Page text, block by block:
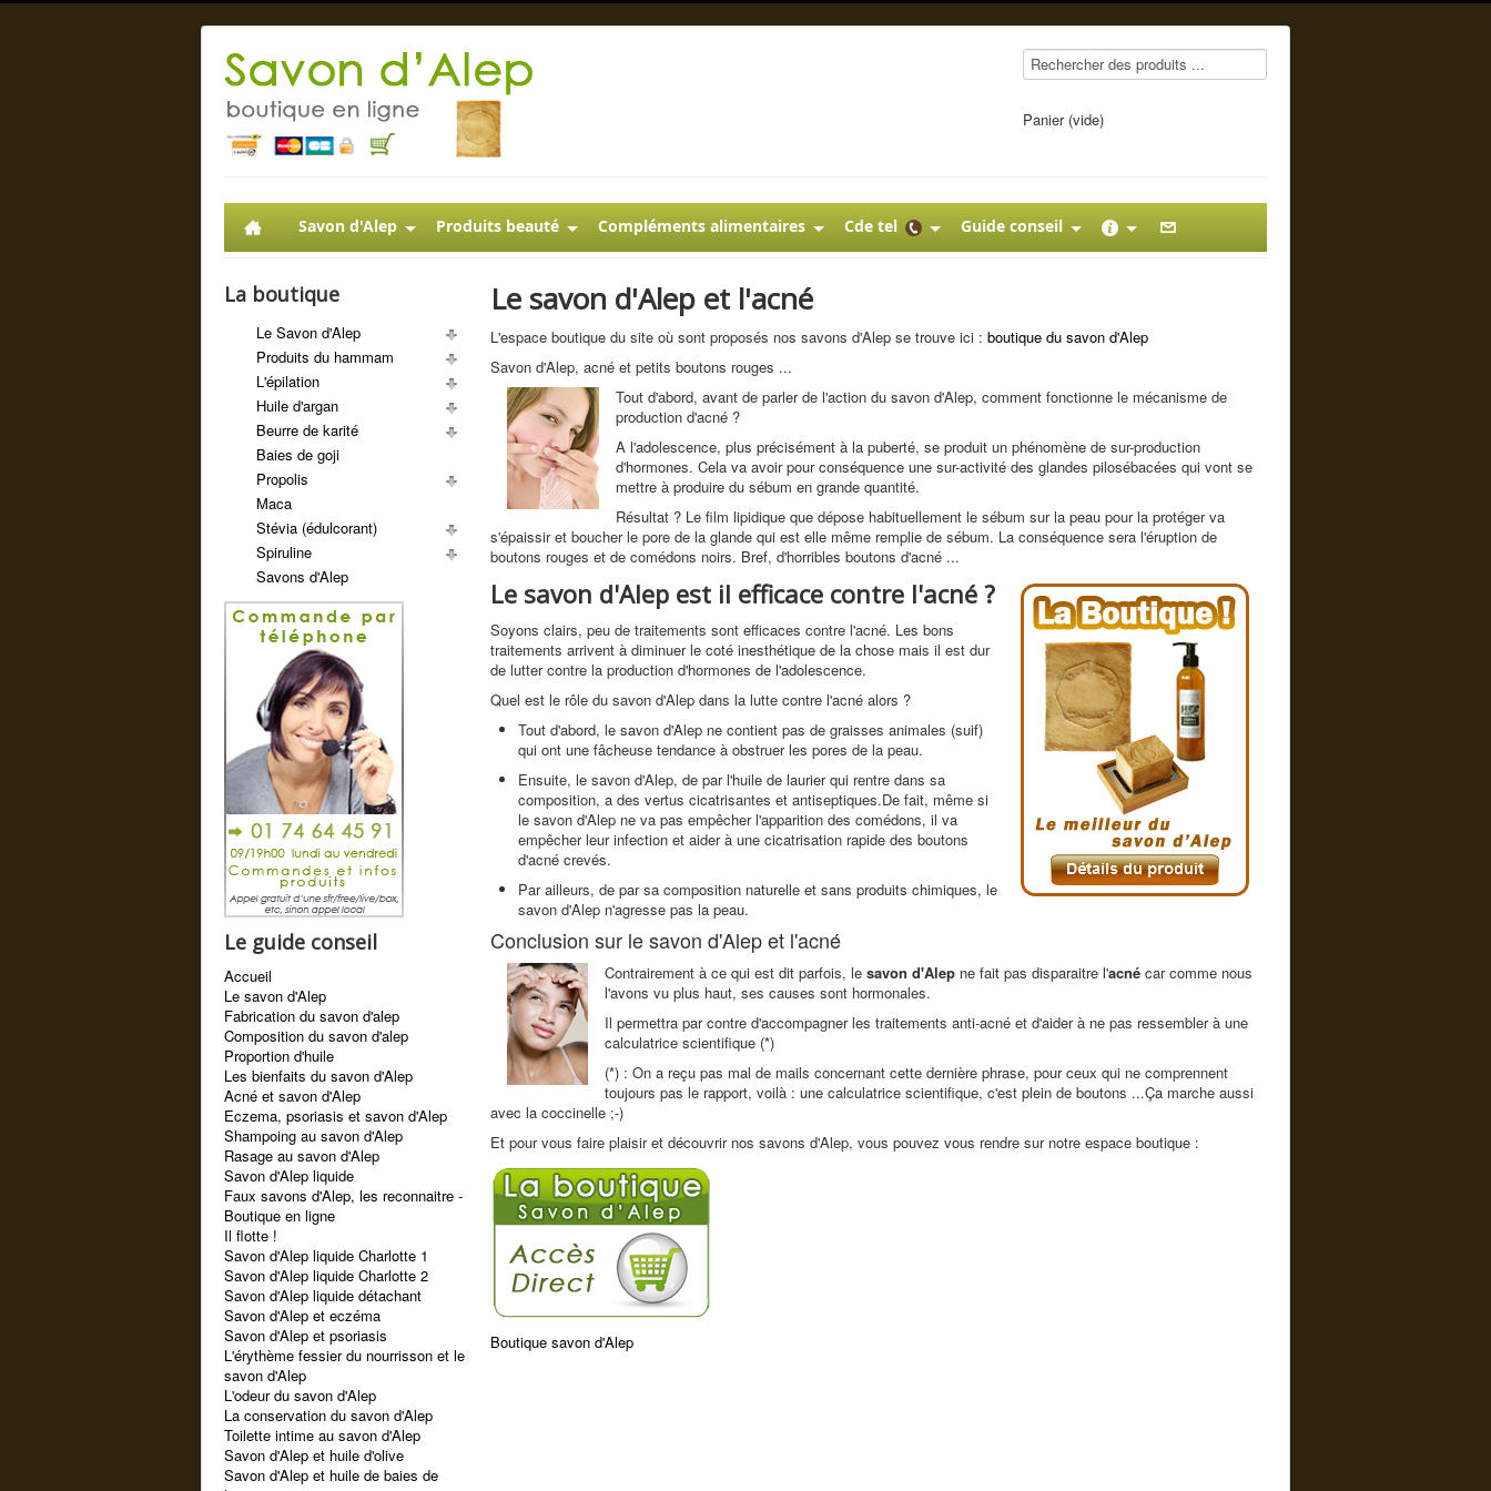
Panier (vide)
Savon d'Alep Produits beauté Compléments alimentaires Cde tel Guide conseil
La boutique
Le Savon d'Alep
Produits du hammam
L'épilation
Huile d'argan
Beurre de karité
Baies de goji
Propolis
Maca
Stévia (édulcorant)
Spiruline
Savons d'Alep
Le guide conseil
Accueil
Le savon d'Alep
Fabrication du savon d'alep
Composition du savon d'alep
Proportion d'huile
Les bienfaits du savon d'Alep
Acné et savon d'Alep
Eczema, psoriasis et savon d'Alep
Shampoing au savon d'Alep
Rasage au savon d'Alep
Savon d'Alep liquide
Faux savons d'Alep, les reconnaitre -
Boutique en ligne
Il flotte !
Savon d'Alep liquide Charlotte 1
Savon d'Alep liquide Charlotte 2
Savon d'Alep liquide détachant
Savon d'Alep et eczéma
Savon d'Alep et psoriasis
L'érythème fessier du nourrisson et le
savon d'Alep
L'odeur du savon d'Alep
La conservation du savon d'Alep
Toilette intime au savon d'Alep
Savon d'Alep et huile d'olive
Savon d'Alep et huile de baies de
Le savon d'Alep et l'acné
L'espace boutique du site où sont proposés nos savons d'Alep se trouve ici : boutique du savon d'Alep
Savon d'Alep, acné et petits boutons rouges ...
Tout d'abord, avant de parler de l'action du savon d'Alep, comment fonctionne le mécanisme de
production d'acné ?
A l'adolescence, plus précisément à la puberté, se produit un phénomène de sur-production
d'hormones. Cela va avoir pour conséquence une sur-activité des glandes pilosébacées qui vont se
mettre à produire du sébum en grande quantité.
Résultat ? Le film lipidique que dépose habituellement le sébum sur la peau pour la protéger va
s'épaissir et boucher le pore de la glande qui est elle même remplie de sébum. La conséquence sera l'éruption de
boutons rouges et de comédons noirs. Bref, d'horribles boutons d'acné ...
Le savon d'Alep est il efficace contre l'acné ?
Soyons clairs, peu de traitements sont efficaces contre l'acné. Les bons
traitements arrivent à diminuer le coté inesthétique de la chose mais il est dur
de lutter contre la production d'hormones de l'adolescence.
Quel est le rôle du savon d'Alep dans la lutte contre l'acné alors ?
Tout d'abord, le savon d'Alep ne contient pas de graisses animales (suif)
qui ont une fâcheuse tendance à obstruer les pores de la peau.
Ensuite, le savon d'Alep, de par l'huile de laurier qui rentre dans sa
composition, a des vertus cicatrisantes et antiseptiques.De fait, même si
le savon d'Alep ne va pas empêcher l'apparition des comédons, il va
empêcher leur infection et aider à une cicatrisation rapide des boutons
d'acné crevés.
Par ailleurs, de par sa composition naturelle et sans produits chimiques, le
savon d'Alep n'agresse pas la peau.
Conclusion sur le savon d'Alep et l'acné
Contrairement à ce qui est dit parfois, le savon d'Alep ne fait pas disparaitre l'acné car comme nous
l'avons vu plus haut, ses causes sont hormonales.
Il permettra par contre d'accompagner les traitements anti-acné et d'aider à ne pas ressembler à une
calculatrice scientifique (*)
(*) : On a reçu pas mal de mails concernant cette dernière phrase, pour ceux qui ne comprennent
toujours pas le rapport, voilà : une calculatrice scientifique, c'est plein de boutons ...Ça marche aussi
avec la coccinelle ;-)
Et pour vous faire plaisir et découvrir nos savons d'Alep, vous pouvez vous rendre sur notre espace boutique :
Boutique savon d'Alep